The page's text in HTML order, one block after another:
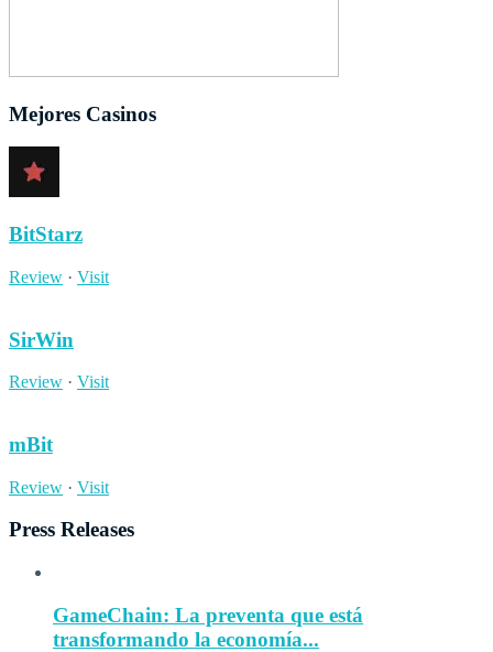
Mejores Casinos
BitStarz
Review · Visit
SirWin
Review · Visit
mBit
Review · Visit
Press Releases
GameChain: La preventa que está
transformando la economía...